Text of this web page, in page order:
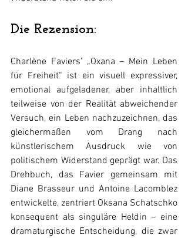
Die Rezension:
Charlène Faviers' „Oxana – Mein Leben
für Freiheit“ ist ein visuell expressiver,
emotional aufgeladener, aber inhaltlich
teilweise von der Realität abweichender
Versuch, ein Leben nachzuzeichnen, das
gleichermaßen vom Drang nach
künstlerischem Ausdruck wie von
politischem Widerstand geprägt war. Das
Drehbuch, das Favier gemeinsam mit
Diane Brasseur und Antoine Lacomblez
entwickelte, zentriert Oksana Schatschko
konsequent als singuläre Heldin – eine
dramaturgische Entscheidung, die zwar